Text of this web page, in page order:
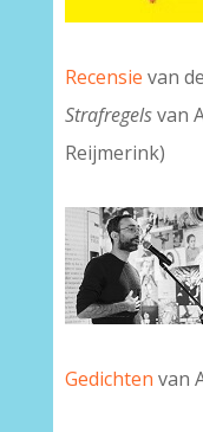
Recensie van
Strafregelsvan
Reijmerink)
Gedichten van